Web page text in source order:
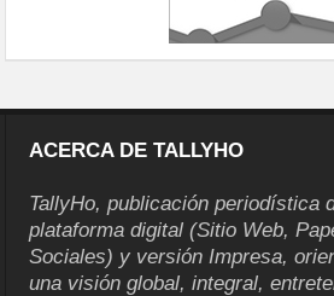
ACERCA DE TALLYHO
TallyHo, publicación periodística
plataforma digital (Sitio Web,
Sociales) y versión Impresa,
una visión global, integral,